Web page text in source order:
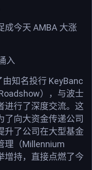
成今天 AMBA 大涨
入
由知名投行 KeyBanc
），与波士
进行了深度交流。这
了向大资金传递公司
升了公司在大型基金
理（Millennium
增持，直接点燃了今